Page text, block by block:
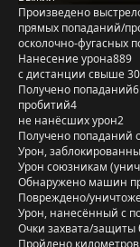
Произведено
прямых попаданий/
осколочно-фугасных
Нанесение урона889
с дистанции свыше
Получено попаданий6
пробитий4
не нанёсших урон2
Получено попаданий
Урон,
Урон союзникам
Обнаружено машин
Повреждено/
Урон, нанесённый с
Очки захвата/защиты
Пройдено километров